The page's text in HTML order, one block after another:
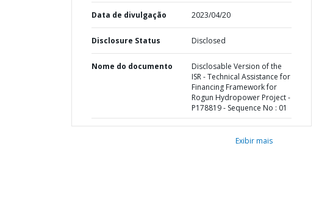
Data de divulgação 2023/04/20
Disclosure Status Disclosed
Nome do documento
Disclosable Version of the
ISR - Technical Assistance for
Financing Framework for
Rogun Hydropower Project -
P178819 - Sequence No : 01
Exibir mais